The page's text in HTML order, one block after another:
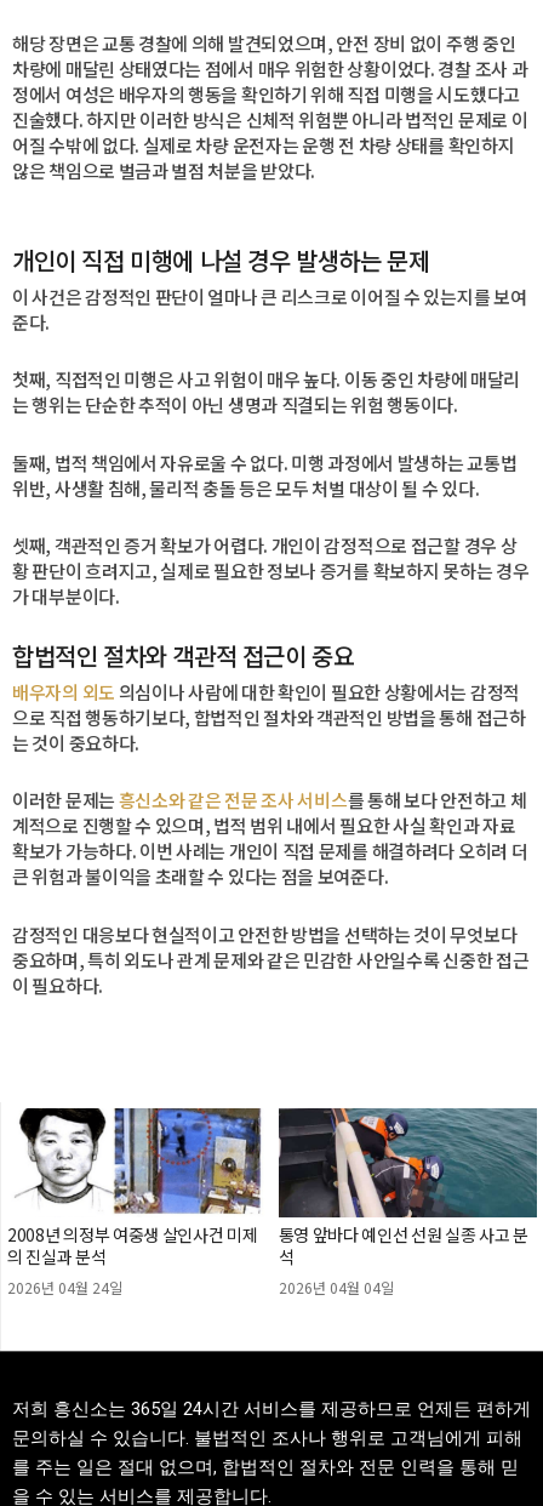
해당 장면은 교통 경찰에 의해 발견되었으며, 안전 장비 없이 주행 중인
차량에 매달린 상태였다는 점에서 매우 위험한 상황이었다. 경찰 조사 과
정에서 여성은 배우자의 행동을 확인하기 위해 직접 미행을 시도했다고
진술했다. 하지만 이러한 방식은 신체적 위험뿐 아니라 법적인 문제로 이
어질 수밖에 없다. 실제로 차량 운전자는 운행 전 차량 상태를 확인하지
않은 책임으로 벌금과 벌점 처분을 받았다.
개인이 직접 미행에 나설 경우 발생하는 문제
이 사건은 감정적인 판단이 얼마나 큰 리스크로 이어질 수 있는지를 보여
준다.
첫째, 직접적인 미행은 사고 위험이 매우 높다. 이동 중인 차량에 매달리
는 행위는 단순한 추적이 아닌 생명과 직결되는 위험 행동이다.
둘째, 법적 책임에서 자유로울 수 없다. 미행 과정에서 발생하는 교통법
위반, 사생활 침해, 물리적 충돌 등은 모두 처벌 대상이 될 수 있다.
셋째, 객관적인 증거 확보가 어렵다. 개인이 감정적으로 접근할 경우 상
황 판단이 흐려지고, 실제로 필요한 정보나 증거를 확보하지 못하는 경우
가 대부분이다.
합법적인 절차와 객관적 접근이 중요
배우자의 외도 의심이나 사람에 대한 확인이 필요한 상황에서는 감정적
으로 직접 행동하기보다, 합법적인 절차와 객관적인 방법을 통해 접근하
는 것이 중요하다.
이러한 문제는흥신소와 같은 전문 조사 서비스를 통해 보다 안전하고 체
계적으로 진행할 수 있으며, 법적 범위 내에서 필요한 사실 확인과 자료
확보가 가능하다. 이번 사례는 개인이 직접 문제를 해결하려다 오히려 더
큰 위험과 불이익을 초래할 수 있다는 점을 보여준다.
감정적인 대응보다 현실적이고 안전한 방법을 선택하는 것이 무엇보다
중요하며, 특히 외도나 관계 문제와 같은 민감한 사안일수록 신중한 접근
이 필요하다.
2008년 의정부 여중생 살인사건 미제
의 진실과 분석
2026년 04월 24일
통영 앞바다 예인선 선원 실종 사고 분
석
2026년 04월 04일
저희 흥신소는 365일 24시간 서비스를 제공하므로 언제든 편하게
문의하실 수 있습니다. 불법적인 조사나 행위로 고객님에게 피해
를 주는 일은 절대 없으며, 합법적인 절차와 전문 인력을 통해 믿
을 수 있는 서비스를 제공합니다.